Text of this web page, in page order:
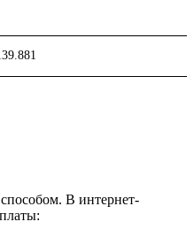
В интернет-